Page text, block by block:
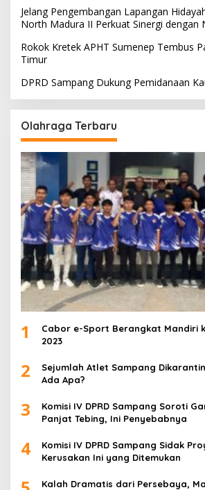
Jelang Pengembangan Lapangan
North Madura II Perkuat Sinergi dengan
Rokok Kretek APHT Sumenep Tembus
Timur
DPRD Sampang Dukung Pemidanaan
Olahraga Terbaru
1
Cabor e-Sport Berangkat Mandiri
2023
2
Sejumlah Atlet Sampang
Ada Apa?
3
Komisi IV DPRD Sampang Soroti
Panjat Tebing, Ini Penyebabnya
4
Komisi IV DPRD Sampang Sidak
Kerusakan Ini yang Ditemukan
Kalah Dramatis dari Persebaya,